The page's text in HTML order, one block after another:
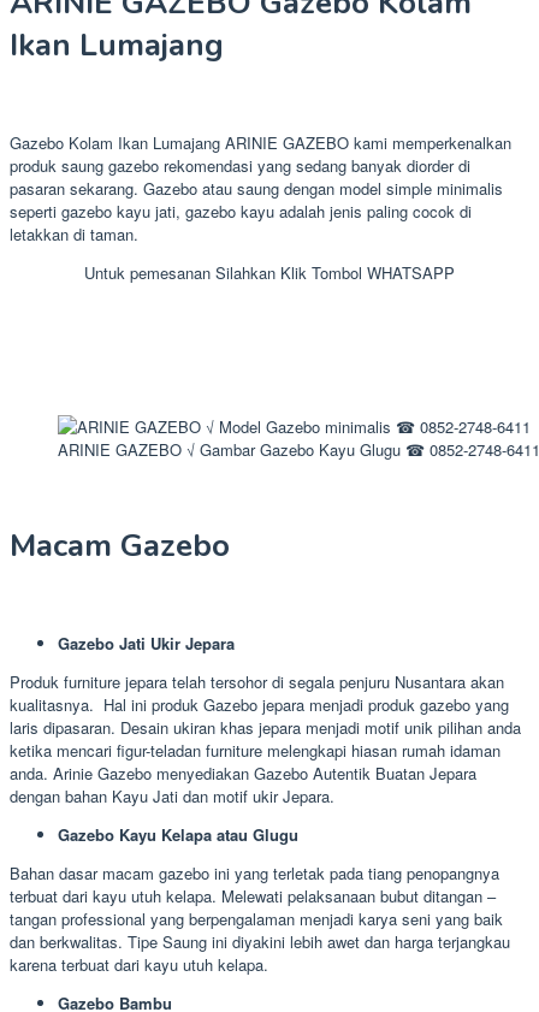
Ikan Lumajang
Gazebo Kolam Ikan Lumajang ARINIE GAZEBO kami memperkenalkan
produk saung gazebo rekomendasi yang sedang banyak diorder di
pasaran sekarang. Gazebo atau saung dengan model simple minimalis
seperti gazebo kayu jati, gazebo kayu adalah jenis paling cocok di
letakkan di taman.
Untuk pemesanan Silahkan Klik Tombol WHATSAPP
ARINIE GAZEBO √ Gambar Gazebo Kayu Glugu ☎ 0852-2748-6411
Macam Gazebo
Gazebo Jati Ukir Jepara
Produk furniture jepara telah tersohor di segala penjuru Nusantara akan
kualitasnya. Hal ini produk Gazebo jepara menjadi produk gazebo yang
laris dipasaran. Desain ukiran khas jepara menjadi motif unik pilihan anda
ketika mencari figur-teladan furniture melengkapi hiasan rumah idaman
anda. Arinie Gazebo menyediakan Gazebo Autentik Buatan Jepara
dengan bahan Kayu Jati dan motif ukir Jepara.
Gazebo Kayu Kelapa atau Glugu
Bahan dasar macam gazebo ini yang terletak pada tiang penopangnya
terbuat dari kayu utuh kelapa. Melewati pelaksanaan bubut ditangan –
tangan professional yang berpengalaman menjadi karya seni yang baik
dan berkwalitas. Tipe Saung ini diyakini lebih awet dan harga terjangkau
karena terbuat dari kayu utuh kelapa.
Gazebo Bambu